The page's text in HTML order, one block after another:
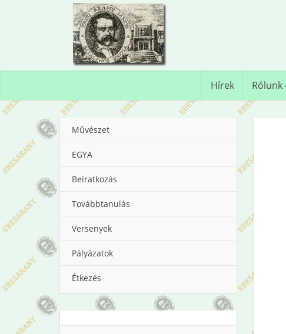
Hírek Rólunk
Művészet
EGYA
Beiratkozás
Továbbtanulás
Versenyek
Pályázatok
Étkezés